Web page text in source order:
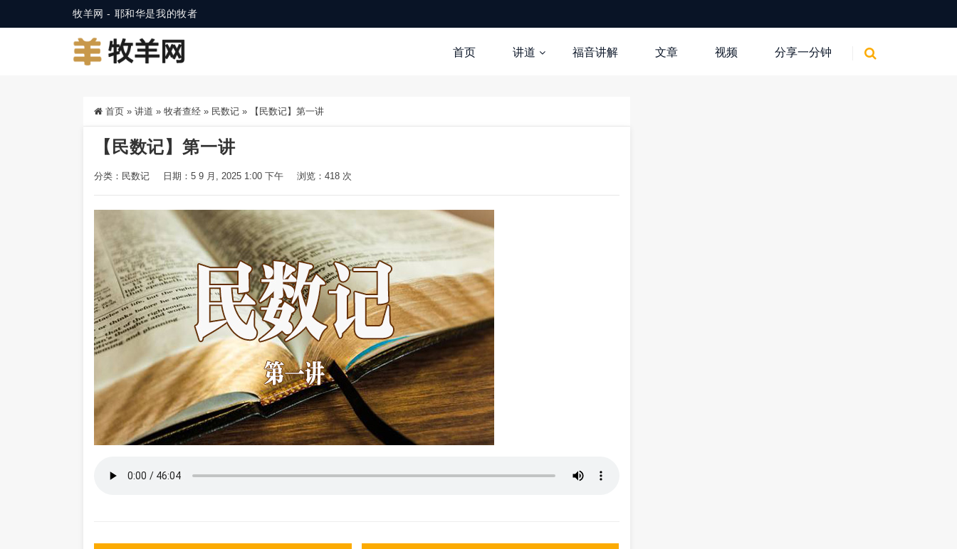
牧羊网 - 耶和华是我的牧者
首页 讲道 福音讲解 文章 视频 分享一分钟
首页 » 讲道 » 牧者查经 » 民数记 » 【民数记】第一讲
【民数记】第一讲
分类： 民数记 日期：5 9 月, 2025 1:00 下午 浏览：418 次